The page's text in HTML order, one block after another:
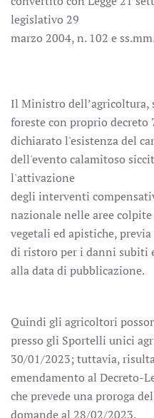
legislativo 29
marzo 2004, n. 102 e
Il Ministro dell’agricoltura,
foreste con proprio decreto
dichiarato l'esistenza del
dell'evento calamitoso
l'attivazione
degli interventi
nazionale nelle aree
vegetali ed apistiche,
di ristoro per i danni subiti
alla data di pubblicazione.
Quindi gli agricoltori
presso gli Sportelli unici
30/01/2023; tuttavia,
emendamento al Decreto-
che prevede una proroga
domande al 28/02/2023.